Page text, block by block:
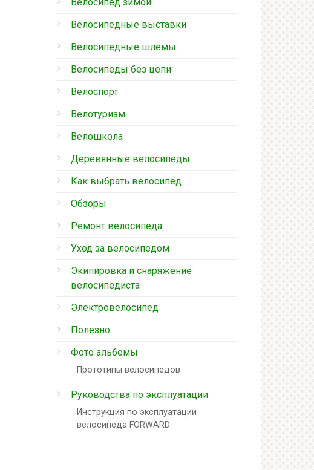
Велосипедные выставки
Велосипедные шлемы
Велосипеды без цепи
Велоспорт
Велотуризм
Велошкола
Деревянные велосипеды
Как выбрать велосипед
Обзоры
Ремонт велосипеда
Уход за велосипедом
Экипировка и снаряжение
велосипедиста
Электровелосипед
Полезно
Фото альбомы
Прототипы велосипедов
Руководства по эксплуатации
Инструкция по эксплуатации
велосипеда FORWARD